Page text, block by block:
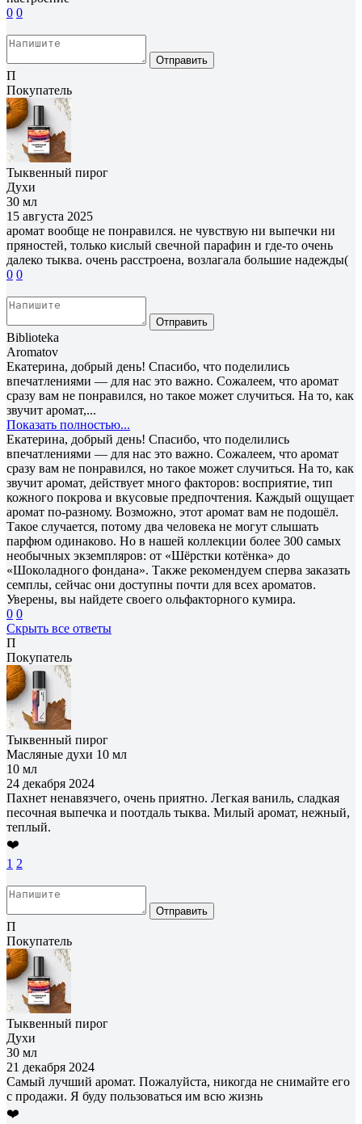
0 0
Отправить
П
Покупатель
Тыквенный пирог
Духи
30 мл
15 августа 2025
аромат вообще не понравился. не чувствую ни выпечки ни
пряностей, только кислый свечной парафин и где-то очень
далеко тыква. очень расстроена, возлагала большие надежды(
0 0
Отправить
Biblioteka
Aromatov
Екатерина, добрый день! Спасибо, что поделились
впечатлениями — для нас это важно. Сожалеем, что аромат
сразу вам не понравился, но такое может случиться. На то, как
звучит аромат,...
Показать полностью...
Екатерина, добрый день! Спасибо, что поделились
впечатлениями — для нас это важно. Сожалеем, что аромат
сразу вам не понравился, но такое может случиться. На то, как
звучит аромат, действует много факторов: восприятие, тип
кожного покрова и вкусовые предпочтения. Каждый ощущает
аромат по-разному. Возможно, этот аромат вам не подошёл.
Такое случается, потому два человека не могут слышать
парфюм одинаково. Но в нашей коллекции более 300 самых
необычных экземпляров: от «Шёрстки котёнка» до
«Шоколадного фондана». Также рекомендуем сперва заказать
семплы, сейчас они доступны почти для всех ароматов.
Уверены, вы найдете своего ольфакторного кумира.
0 0
Скрыть все ответы
П
Покупатель
Тыквенный пирог
Масляные духи 10 мл
10 мл
24 декабря 2024
Пахнет ненавязчего, очень приятно. Легкая ваниль, сладкая
песочная выпечка и поотдаль тыква. Милый аромат, нежный,
теплый.
❤️
1 2
Отправить
П
Покупатель
Тыквенный пирог
Духи
30 мл
21 декабря 2024
Самый лучший аромат. Пожалуйста, никогда не снимайте его
с продажи. Я буду пользоваться им всю жизнь
❤️